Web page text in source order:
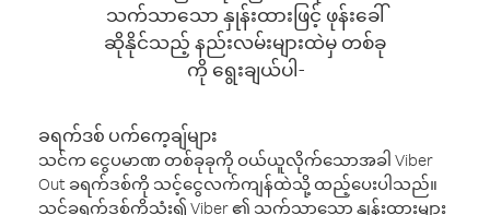
သက်သာသော နှုန်းထားဖြင့် ဖုန်းခေါ်
ဆိုနိုင်သည့် နည်းလမ်းများထဲမှ တစ်ခု
ကို ရွေးချယ်ပါ-
ခရက်ဒစ် ပက်ကေ့ချ်များ
သင်က ငွေပမာဏ တစ်ခုခုကို ဝယ်ယူလိုက်သောအခါ Viber
Out ခရက်ဒစ်ကို သင့်ငွေလက်ကျန်ထဲသို့ ထည့်ပေးပါသည်။
သင့်ခရက်ဒစ်ကိုသုံး၍ Viber ၏ သက်သာသော နှုန်းထားများ